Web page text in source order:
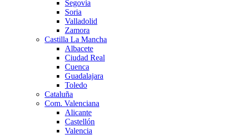
Segovia
Soria
Valladolid
Zamora
Castilla La Mancha
Albacete
Ciudad Real
Cuenca
Guadalajara
Toledo
Cataluña
Com. Valenciana
Alicante
Castellón
Valencia